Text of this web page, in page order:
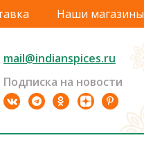
Наши магазины
mail@indianspices.ru
Подписка на новости